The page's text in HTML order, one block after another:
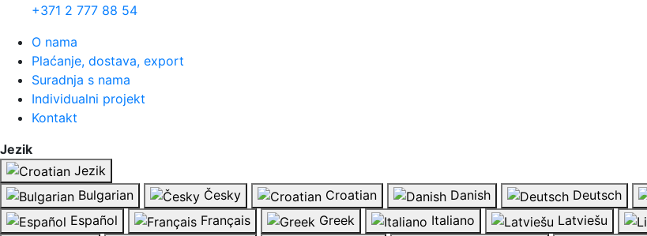
+371 2 777 88 54
O nama
Plaćanje, dostava, export
Suradnja s nama
Individualni projekt
Kontakt
Jezik
Jezik
Bulgarian
Česky Croatian Danish Deutsch
Español
Français Greek Italiano Latviešu